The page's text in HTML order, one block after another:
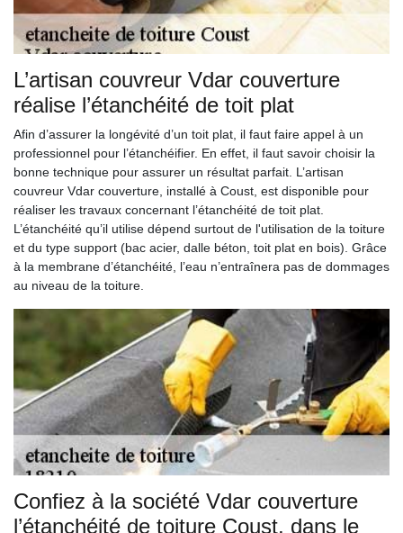
L’artisan couvreur Vdar couverture
réalise l’étanchéité de toit plat
Afin d’assurer la longévité d’un toit plat, il faut faire appel à un
professionnel pour l’étanchéifier. En effet, il faut savoir choisir la
bonne technique pour assurer un résultat parfait. L’artisan
couvreur Vdar couverture, installé à Coust, est disponible pour
réaliser les travaux concernant l’étanchéité de toit plat.
L’étanchéité qu’il utilise dépend surtout de l'utilisation de la toiture
et du type support (bac acier, dalle béton, toit plat en bois). Grâce
à la membrane d’étanchéité, l’eau n’entraînera pas de dommages
au niveau de la toiture.
Confiez à la société Vdar couverture
l’étanchéité de toiture Coust, dans le